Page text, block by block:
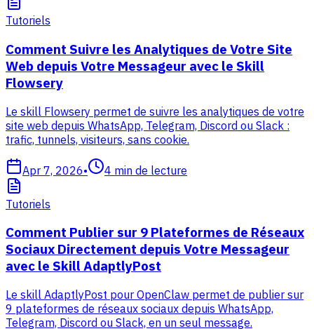
Tutoriels
Comment Suivre les Analytiques de Votre Site
Web depuis Votre Messageur avec le Skill
Flowsery
Le skill Flowsery permet de suivre les analytiques de votre
site web depuis WhatsApp, Telegram, Discord ou Slack :
trafic, tunnels, visiteurs, sans cookie.
Apr 7, 2026• 4 min de lecture
Tutoriels
Comment Publier sur 9 Plateformes de Réseaux
Sociaux Directement depuis Votre Messageur
avec le Skill AdaptlyPost
Le skill AdaptlyPost pour OpenClaw permet de publier sur
9 plateformes de réseaux sociaux depuis WhatsApp,
Telegram, Discord ou Slack, en un seul message.